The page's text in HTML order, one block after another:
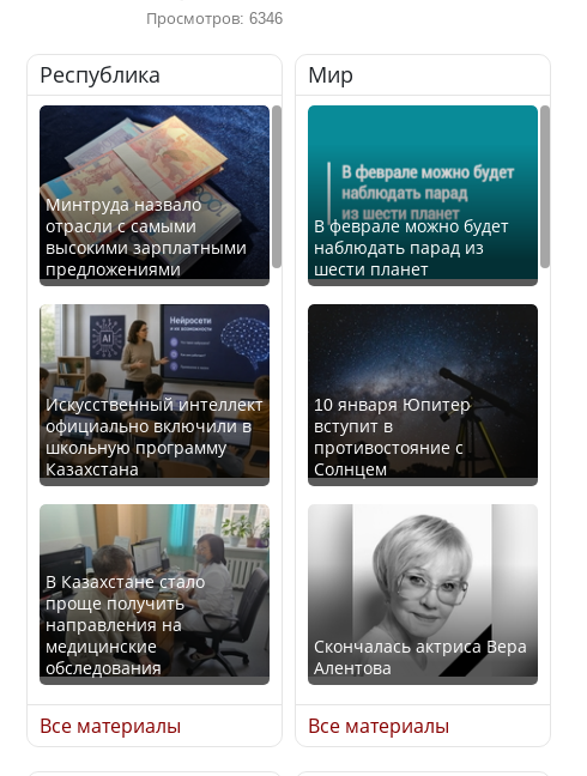
Просмотров: 6346
Республика
Минтруда назвало
отрасли с самыми
высокими зарплатными
предложениями
Искусственный интеллект
официально включили в
школьную программу
Казахстана
В Казахстане стало
проще получить
направления на
медицинские
обследования
Все материалы
Мир
В феврале можно будет
наблюдать парад из
шести планет
10 января Юпитер
вступит в
противостояние с
Солнцем
Скончалась актриса Вера
Алентова
Все материалы